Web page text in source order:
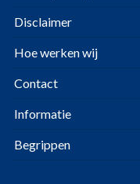
Disclaimer
Hoe werken wij
Contact
Informatie
Begrippen